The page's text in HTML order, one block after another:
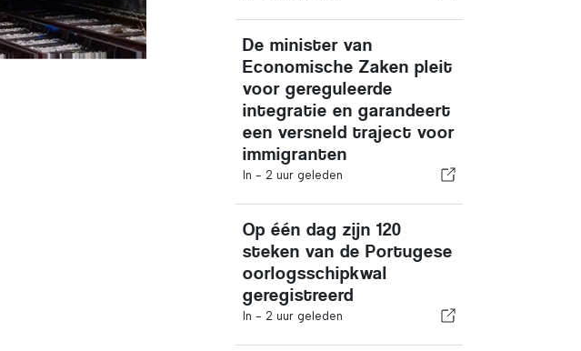
De minister van
Economische Zaken pleit
voor gereguleerde
integratie en garandeert
een versneld traject voor
immigranten
In - 2 uur geleden
Op één dag zijn 120
steken van de Portugese
oorlogsschipkwal
geregistreerd
In - 2 uur geleden